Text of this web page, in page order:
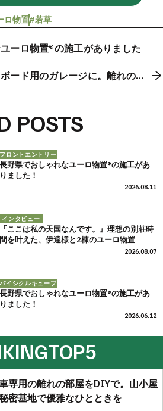
ロ物置#若草
ーロ物置®の施工がありました
ード用のガレージに。離れの家
POSTS
フロントエントリー
長野県でおしゃれなユーロ物置®の施工があ
りました！
2026.08.11
インタビュー
『ここは私の天国なんです。』理想の別荘時
間を叶えた、伊達様と2棟のユーロ物置
2026.08.07
バイシクルキューブ
長野県でおしゃれなユーロ物置®の施工があ
りました！
2026.06.12
TOP5
専用の離れの部屋をDIYで。山小屋
密基地で優雅なひとときを